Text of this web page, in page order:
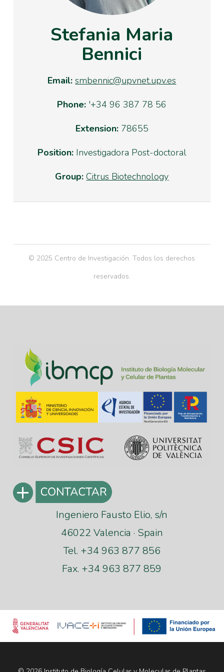
Stefania Maria
Bennici
Email: smbennic@upvnet.upv.es
Phone: '+34 96 387 78 56
Extension:78655
Position:Investigadora Post-doctoral
Group: Citrus Biotechnology
© 2025 Centro de Investigación. Todos los derechos
reservados.
Ingeniero Fausto Elio, s/n
46022 Valencia · Spain
Tel. +34 963 877 856
Fax. +34 963 877 859